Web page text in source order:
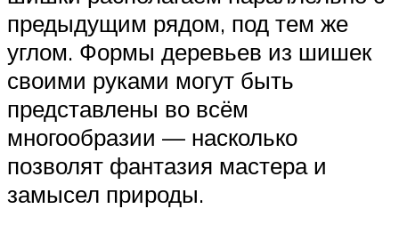
предыдущим рядом, под тем же
углом. Формы деревьев из шишек
своими руками могут быть
представлены во всём
многообразии — насколько
позволят фантазия мастера и
замысел природы.